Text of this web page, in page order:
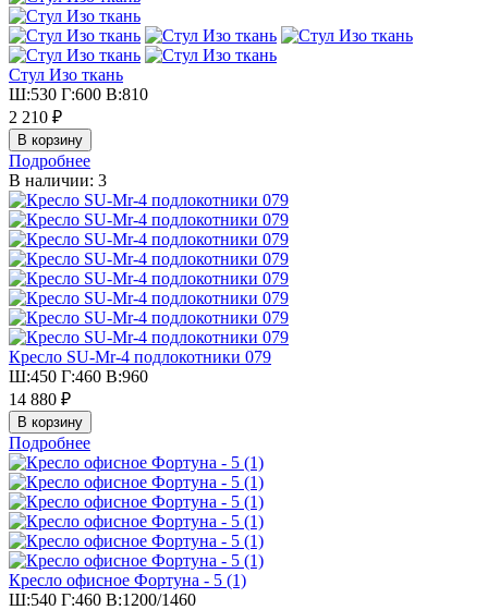
Стул Изо ткань
Ш:530 Г:600 В:810
2 210 ₽
Подробнее
В наличии: 3
Кресло SU-Mr-4 подлокотники 079
Ш:450 Г:460 В:960
14 880 ₽
Подробнее
Кресло офисное Фортуна - 5 (1)
Ш:540 Г:460 В:1200/1460